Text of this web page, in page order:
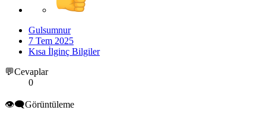
Gulsumnur
7 Tem 2025
Kısa İlginç Bilgiler
💬Cevaplar
0
👁️‍🗨️Görüntüleme